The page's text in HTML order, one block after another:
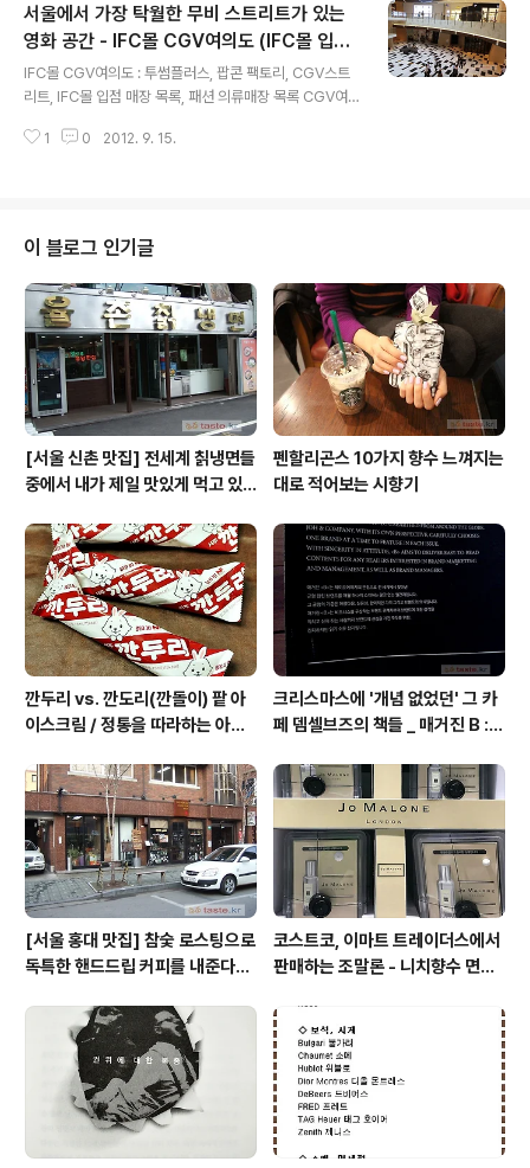
도 못하면서
서울에서 가장 탁월한 무비 스트리트가 있는
영화 공간 - IFC몰 CGV여의도 (IFC몰 입점
매장 목록)
IFC몰 CGV여의도 : 투썸플러스, 팝콘 팩토리, CGV스트
리트, IFC몰 입점 매장 목록, 패션 의류매장 목록 CGV여
V여의도, IFC몰 입점 맛집 레스토랑 목록 IFC몰 입점 매장
이상으로 곳곳에 분산되어 있지 않으며, 단일 평면에 넓고
긴 거리로 설계되어 있어서 영화관 시설 이용을 위해서 오
르락 내리락 할 필요 없는, 지상의 공간 정서를 느낄 수 있
는 영화 멀티플렉스입니다. 음향적 특징으로는, 9개 관 모
두에 3D 사운드 시스템이 장착되어 있으며, 특히 스크린..
1 0 2012. 9. 15.
이 블로그 인기글
[서울 신촌 맛집] 전세계 칡냉면들
중에서 내가 제일 맛있게 먹고 있
펜할리곤스 10가지 향수 느껴지는
대로 적어보는 시향기
깐두리 vs. 깐도리(깐돌이) 팥 아
이스크림 / 정통을 따라하는 아류
스크림
크리스마스에 '개념 없었던' 그 카
페 뎀셀브즈의 책들 _ 매거진 B :
커피
[서울 홍대 맛집] 참숯 로스팅으로
독특한 핸드드립 커피를 내준다는
코스트코, 이마트 트레이더스에서
판매하는 조말론 - 니치향수 면세